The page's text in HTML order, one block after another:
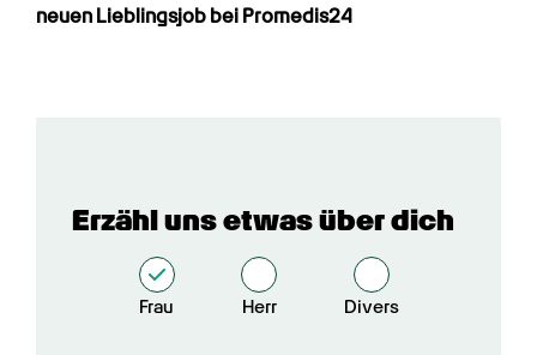
neuen Lieblingsjob bei Promedis24
Erzähl uns etwas über dich
Frau Herr Divers